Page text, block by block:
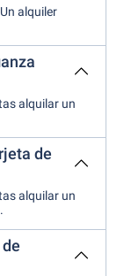
alquiler
alquilar un
de
alquilar un